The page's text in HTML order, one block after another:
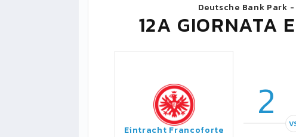
Deutsche Bank Park -
12A GIORNATA
Eintracht Francoforte
2